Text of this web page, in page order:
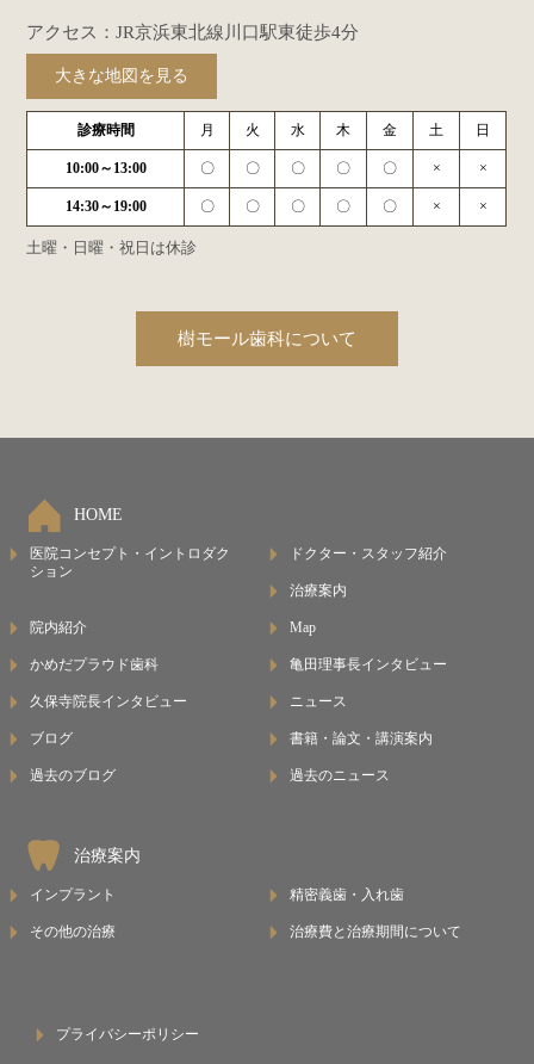
アクセス：JR京浜東北線川口駅東徒歩4分
大きな地図を見る
診療時間 月 火 水 木 金 土 日
10:00～13:00 〇 〇 〇 〇 〇 × ×
14:30～19:00 〇 〇 〇 〇 〇 × ×
土曜・日曜・祝日は休診
樹モール歯科について
HOME
医院コンセプト・イントロダク
ション
ドクター・スタッフ紹介
治療案内
院内紹介 Map
かめだプラウド歯科 亀田理事長インタビュー
久保寺院長インタビュー ニュース
ブログ 書籍・論文・講演案内
過去のブログ 過去のニュース
治療案内
インプラント 精密義歯・入れ歯
その他の治療 治療費と治療期間について
プライバシーポリシー